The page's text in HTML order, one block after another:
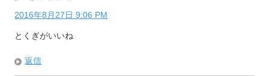
2016年8月27日 9:06 PM
とくぎがいいね
返信